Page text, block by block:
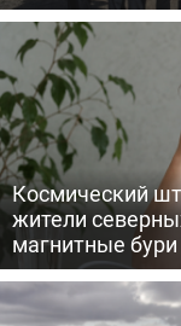
Космический
жители
магнитные бури